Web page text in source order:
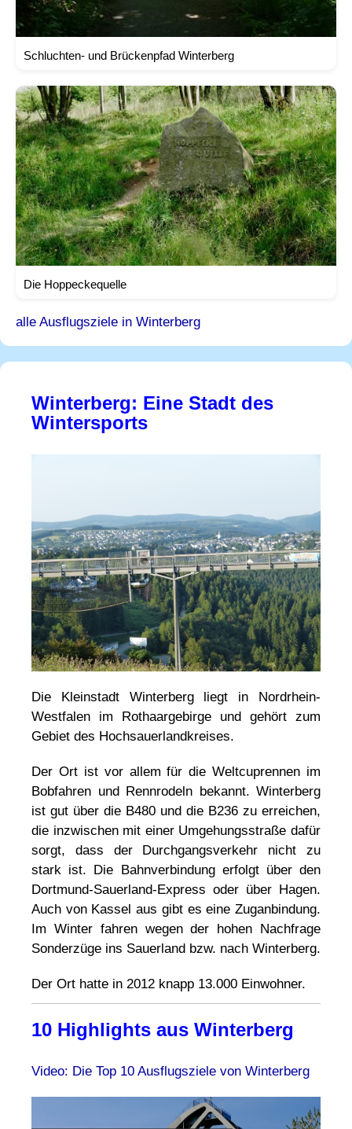
Schluchten- und Brückenpfad Winterberg
Die Hoppeckequelle
alle Ausflugsziele in Winterberg
Winterberg: Eine Stadt des
Wintersports
Die Kleinstadt Winterberg liegt in Nordrhein-
Westfalen im Rothaargebirge und gehört zum
Gebiet des Hochsauerlandkreises.
Der Ort ist vor allem für die Weltcuprennen im
Bobfahren und Rennrodeln bekannt. Winterberg
ist gut über die B480 und die B236 zu erreichen,
die inzwischen mit einer Umgehungsstraße dafür
sorgt, dass der Durchgangsverkehr nicht zu
stark ist. Die Bahnverbindung erfolgt über den
Dortmund-Sauerland-Express oder über Hagen.
Auch von Kassel aus gibt es eine Zuganbindung.
Im Winter fahren wegen der hohen Nachfrage
Sonderzüge ins Sauerland bzw. nach Winterberg.
Der Ort hatte in 2012 knapp 13.000 Einwohner.
10 Highlights aus Winterberg
Video: Die Top 10 Ausflugsziele von Winterberg